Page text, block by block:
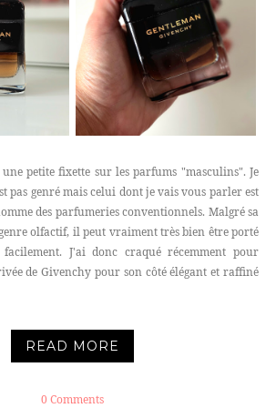
petite fixette sur les parfums "masculins". Je
pas genré mais celui dont je vais vous parler est
des parfumeries conventionnels. Malgré sa
olfactif, il peut vraiment très bien être porté
J'ai donc craqué récemment pour
de Givenchy pour son côté élégant et raffiné
READ MORE
0 Comments